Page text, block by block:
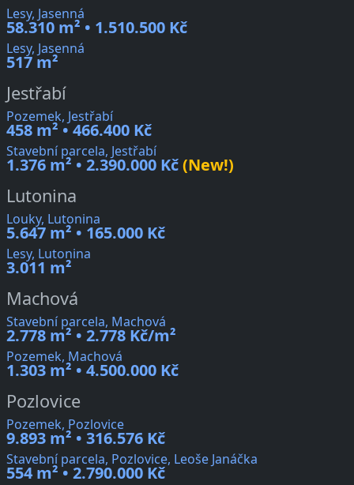
Lesy, Jasenná
58.310 m² • 1.510.500 Kč
Lesy, Jasenná
517 m²
Jestřabí
Pozemek, Jestřabí
458 m² • 466.400 Kč
Stavební parcela, Jestřabí
1.376 m² • 2.390.000 Kč(New!)
Lutonina
Louky, Lutonina
5.647 m² • 165.000 Kč
Lesy, Lutonina
3.011 m²
Machová
Stavební parcela, Machová
2.778 m² • 2.778 Kč/m²
Pozemek, Machová
1.303 m² • 4.500.000 Kč
Pozlovice
Pozemek, Pozlovice
9.893 m² • 316.576 Kč
Stavební parcela, Pozlovice, Leoše Janáčka
554 m² • 2.790.000 Kč